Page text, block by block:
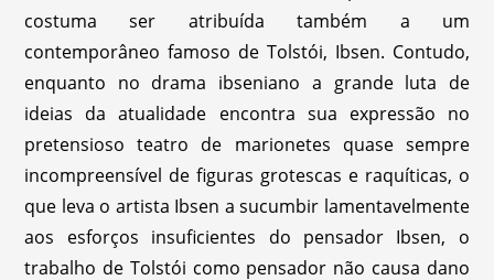
costuma ser atribuída também a um
contemporâneo famoso de Tolstói, Ibsen. Contudo,
enquanto no drama ibseniano a grande luta de
ideias da atualidade encontra sua expressão no
pretensioso teatro de marionetes quase sempre
incompreensível de figuras grotescas e raquíticas, o
que leva o artista Ibsen a sucumbir lamentavelmente
aos esforços insuficientes do pensador Ibsen, o
trabalho de Tolstói como pensador não causa dano